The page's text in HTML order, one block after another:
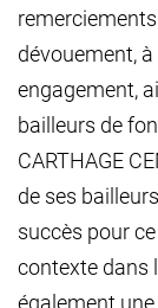
dévouement,
engagement,
bailleurs de
CARTHAGE
de ses
succès pour
contexte dans
également